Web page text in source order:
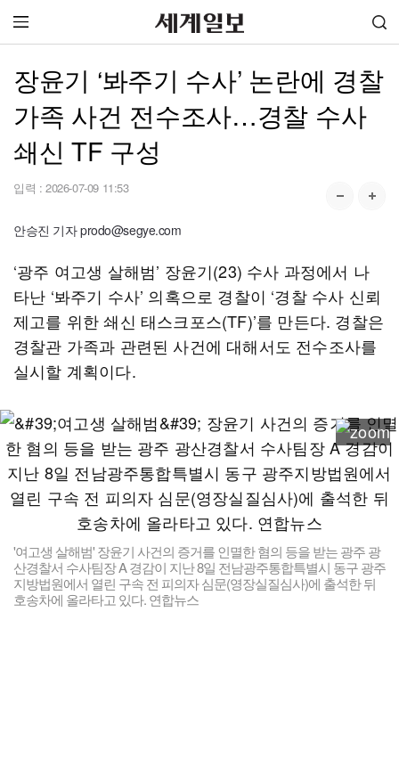
장윤기 ‘봐주기 수사’ 논란에 경찰
가족 사건 전수조사…경찰 수사
쇄신 TF 구성
입력 : 2026-07-09 11:53
안승진 기자 prodo@segye.com
‘광주 여고생 살해범’ 장윤기(23) 수사 과정에서 나
타난 ‘봐주기 수사’ 의혹으로 경찰이 ‘경찰 수사 신뢰
제고를 위한 쇄신 태스크포스(TF)’를 만든다. 경찰은
경찰관 가족과 관련된 사건에 대해서도 전수조사를
실시할 계획이다.
'여고생 살해범' 장윤기 사건의 증거를 인멸한 혐의 등을 받는 광주 광
산경찰서 수사팀장 A 경감이 지난 8일 전남광주통합특별시 동구 광주
지방법원에서 열린 구속 전 피의자 심문(영장실질심사)에 출석한 뒤
호송차에 올라타고 있다. 연합뉴스